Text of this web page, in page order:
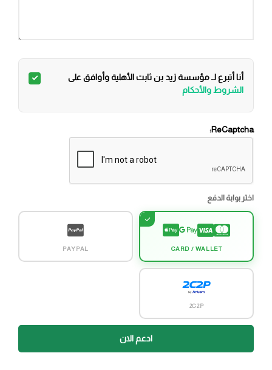
أنا أتبرع لـ مؤسسة زيد بن ثابت الأهلية وأوافق على
الشروط والأحكام
ReCaptcha:
اختر بوابة الدفع
CARD / WALLET
PAYPAL
2C2P
ادعم الان